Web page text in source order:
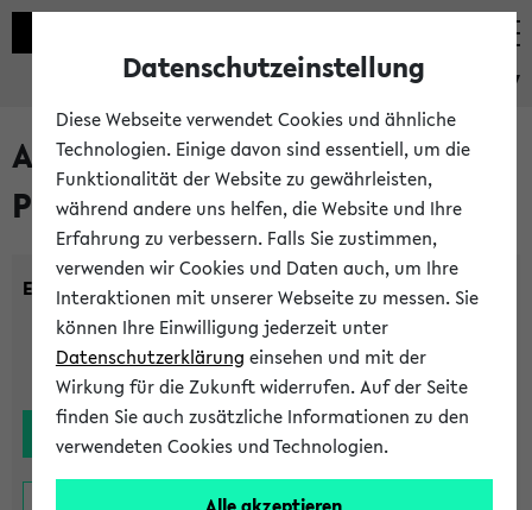
eKVV
Alle noch stattfindenden
Prüfungen
Einrichtung:
Datenschutzeinstellung
Diese Webseite verwendet Cookies und ähnliche
Technologien. Einige davon sind essentiell, um die
Funktionalität der Website zu gewährleisten,
während andere uns helfen, die Website und Ihre
Erfahrung zu verbessern. Falls Sie zustimmen,
verwenden wir Cookies und Daten auch, um Ihre
Interaktionen mit unserer Webseite zu messen. Sie
können Ihre Einwilligung jederzeit unter
Datenschutzerklärung einsehen und mit der
Wirkung für die Zukunft widerrufen. Auf der Seite
finden Sie auch zusätzliche Informationen zu den
verwendeten Cookies und Technologien.